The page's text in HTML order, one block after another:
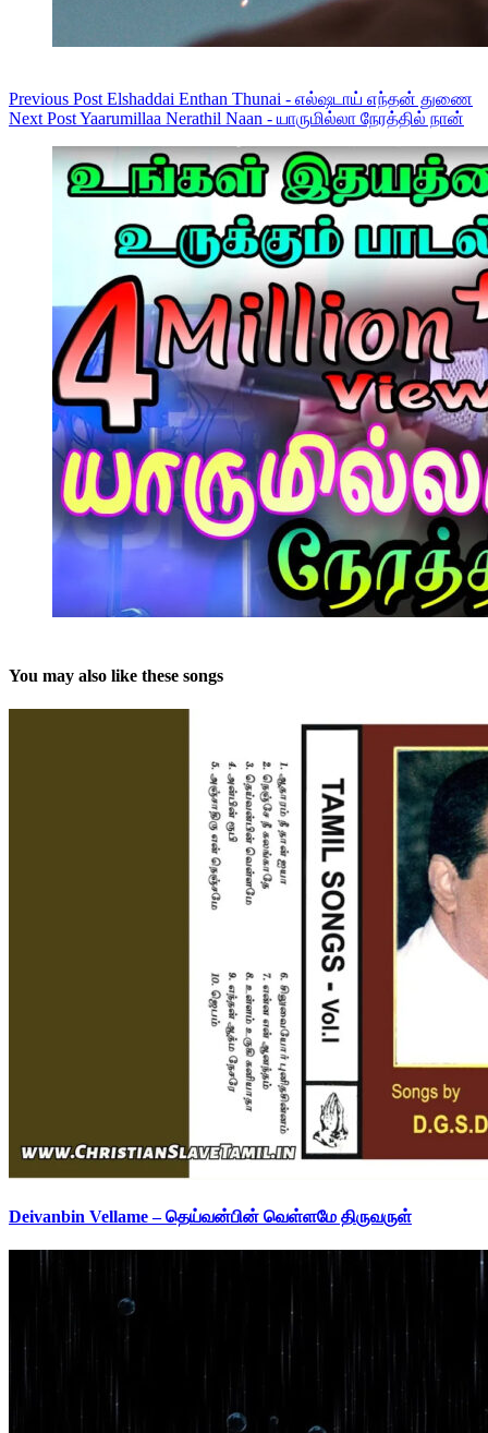
Previous Post Elshaddai Enthan Thunai - எல்ஷடாய் எந்தன் துணை
Next PostYaarumillaa Nerathil Naan - யாருமில்லா நேரத்தில் நான்
You may also like these songs
Deivanbin Vellame – தெய்வன்பின் வெள்ளமே திருவருள்